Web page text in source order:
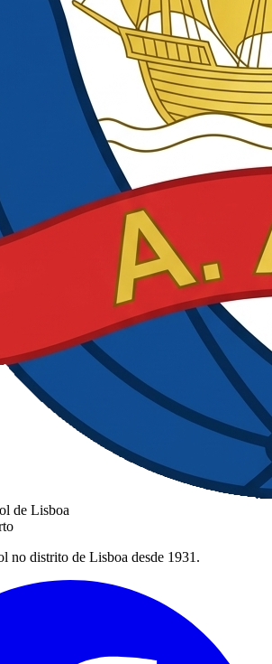
de Lisboa
no distrito de Lisboa desde 1931.